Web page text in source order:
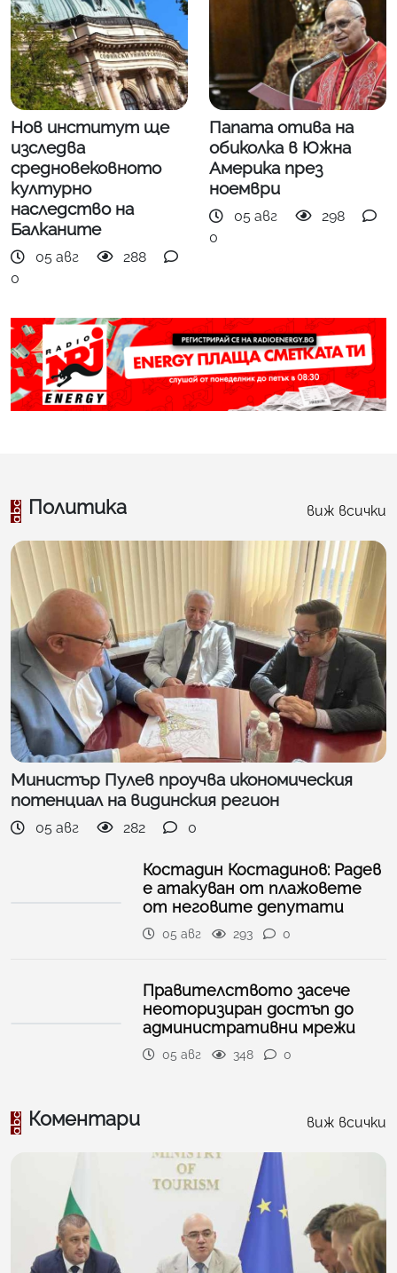
Нов институт ще
изследва
средновековното
културно
наследство на
Балканите
05 авг
288
0
Папата отива на
обиколка в Южна
Америка през
ноември
05 авг
298
0
Политика виж всички
Министър Пулев проучва икономическия
потенциал на видинския регион
05 авг 282 0
Костадин Костадинов: Радев
е атакуван от плажoвете
от неговите депутати
05 авг 293 0
Правителството засече
неоторизиран достъп до
административни мрежи
05 авг 348 0
Коментари виж всички